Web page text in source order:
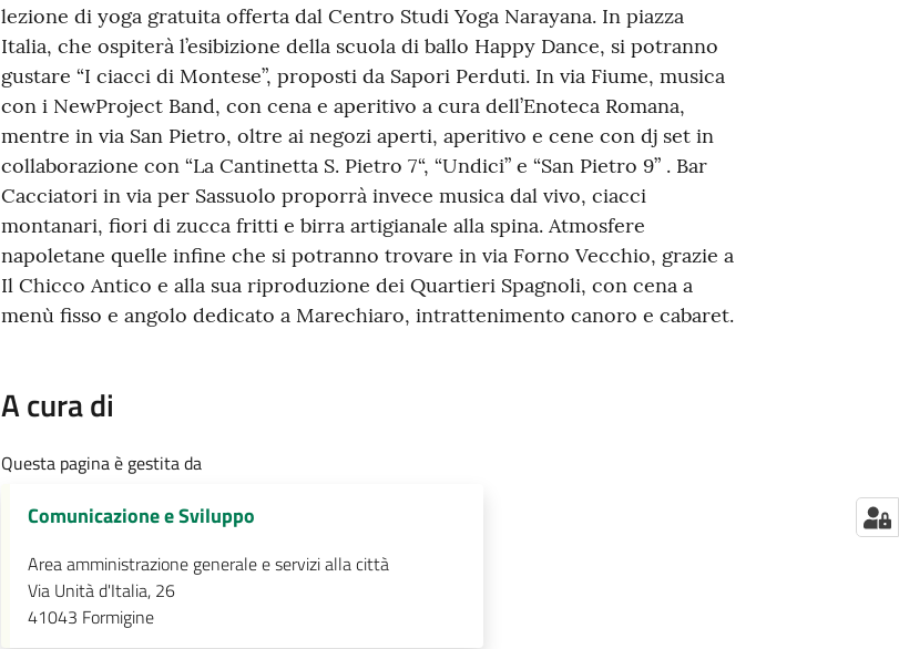
lezione di yoga gratuita offerta dal Centro Studi Yoga Narayana. In piazza
Italia, che ospiterà l’esibizione della scuola di ballo Happy Dance, si potranno
gustare “I ciacci di Montese”, proposti da Sapori Perduti. In via Fiume, musica
con i NewProject Band, con cena e aperitivo a cura dell’Enoteca Romana,
mentre in via San Pietro, oltre ai negozi aperti, aperitivo e cene con dj set in
collaborazione con “La Cantinetta S. Pietro 7“, “Undici” e “San Pietro 9” . Bar
Cacciatori in via per Sassuolo proporrà invece musica dal vivo, ciacci
montanari, fiori di zucca fritti e birra artigianale alla spina. Atmosfere
napoletane quelle infine che si potranno trovare in via Forno Vecchio, grazie a
Il Chicco Antico e alla sua riproduzione dei Quartieri Spagnoli, con cena a
menù fisso e angolo dedicato a Marechiaro, intrattenimento canoro e cabaret.
A cura di
Questa pagina è gestita da
Comunicazione e Sviluppo
Area amministrazione generale e servizi alla città
Via Unità d'Italia, 26
41043 Formigine